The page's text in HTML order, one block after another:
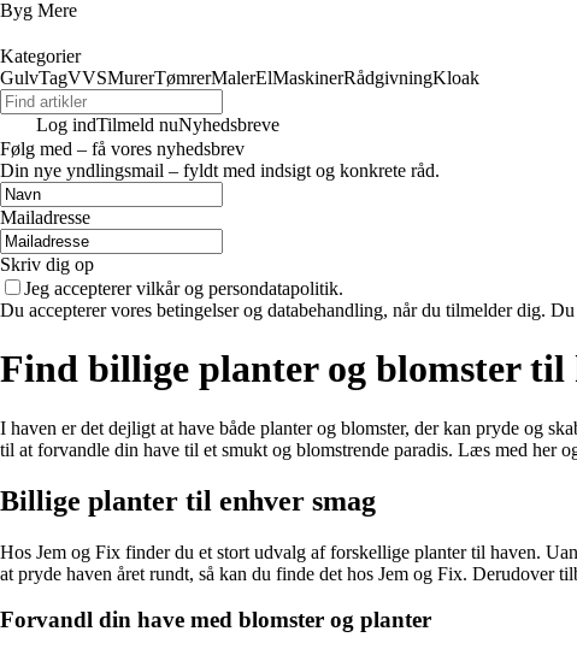
Byg Mere
Kategorier
GulvTagVVSMurerTømrerMalerElMaskinerRådgivningKloak
Log indTilmeld nuNyhedsbreve
Følg med – få vores nyhedsbrev
Din nye yndlingsmail – fyldt med indsigt og konkrete råd.
Mailadresse
Skriv dig op
Jeg accepterer vilkår og persondatapolitik.
Du accepterer vores betingelser og databehandling, når du tilmelder dig.
Find billige planter og blomster til
I haven er det dejligt at have både planter og blomster, der kan pryde og
til at forvandle din have til et smukt og blomstrende paradis. Læs med her
Billige planter til enhver smag
Hos Jem og Fix finder du et stort udvalg af forskellige planter til haven.
at pryde haven året rundt, så kan du finde det hos Jem og Fix. Derudover
Forvandl din have med blomster og planter